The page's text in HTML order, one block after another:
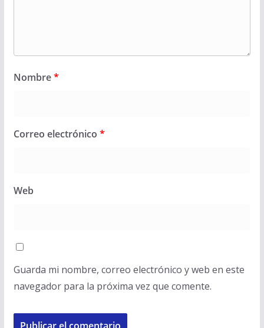
Nombre*
Correo electrónico *
Web
Guarda mi nombre, correo electrónico y web en este
navegador para la próxima vez que comente.